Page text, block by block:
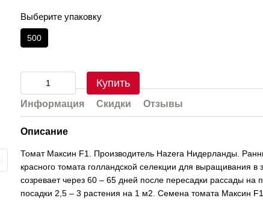
Цвітіння та зав'язь
Выберите упаковку
500
Купить
Информация Скидки Отзывы
Описание
Томат Максин F1. Производитель Hazera Нидерланды.
красного томата голландской селекции для выращивания в
созревает через 60 – 65 дней после пересадки рассады на
посадки 2,5 – 3 растения на 1 м2. Семена томата Максин